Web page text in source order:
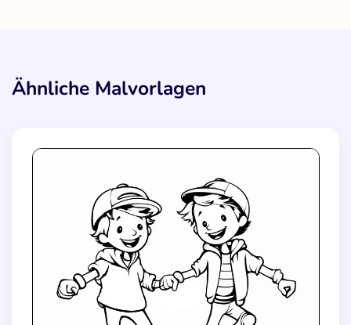
Ähnliche Malvorlagen